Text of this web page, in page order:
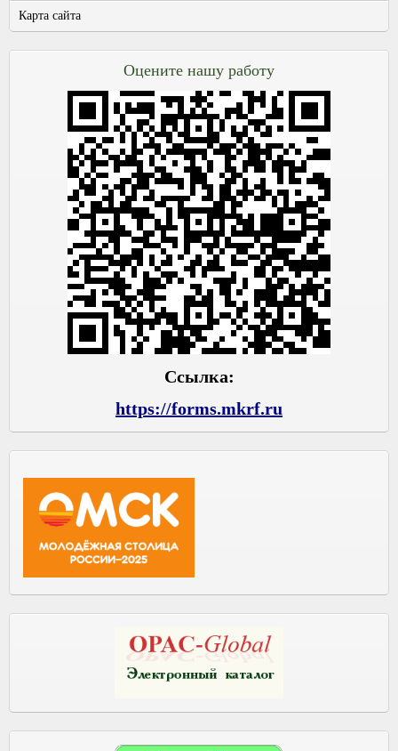
Карта сайта
Оцените нашу работу
Ссылка:
https://forms.mkrf.ru